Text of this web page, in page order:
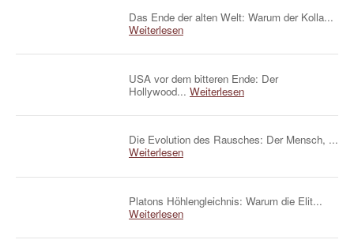
Das Ende der alten Welt: Warum der Kolla...
Weiterlesen
USA vor dem bitteren Ende: Der
Hollywood... Weiterlesen
Die Evolution des Rausches: Der Mensch, ...
Weiterlesen
Platons Höhlengleichnis: Warum die Elit...
Weiterlesen